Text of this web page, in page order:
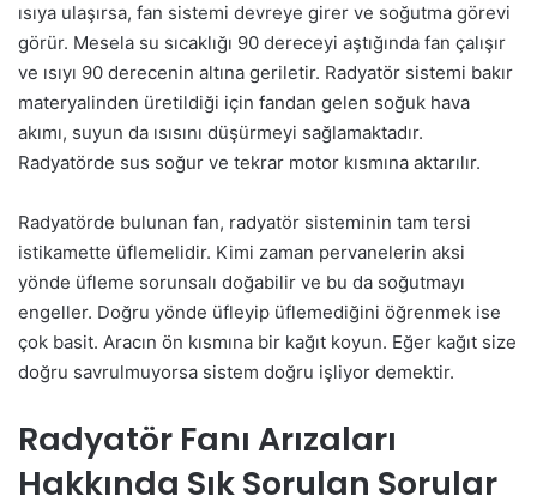
ısıya ulaşırsa, fan sistemi devreye girer ve soğutma görevi
görür. Mesela su sıcaklığı 90 dereceyi aştığında fan çalışır
ve ısıyı 90 derecenin altına geriletir. Radyatör sistemi bakır
materyalinden üretildiği için fandan gelen soğuk hava
akımı, suyun da ısısını düşürmeyi sağlamaktadır.
Radyatörde sus soğur ve tekrar motor kısmına aktarılır.
Radyatörde bulunan fan, radyatör sisteminin tam tersi
istikamette üflemelidir. Kimi zaman pervanelerin aksi
yönde üfleme sorunsalı doğabilir ve bu da soğutmayı
engeller. Doğru yönde üfleyip üflemediğini öğrenmek ise
çok basit. Aracın ön kısmına bir kağıt koyun. Eğer kağıt size
doğru savrulmuyorsa sistem doğru işliyor demektir.
Radyatör Fanı Arızaları
Hakkında Sık Sorulan Sorular